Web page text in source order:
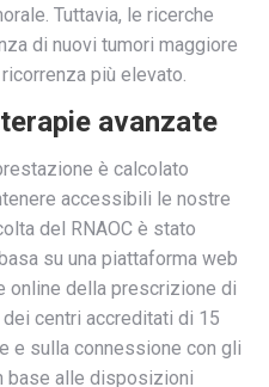
Tuttavia, le ricerche
di nuovi tumori maggiore
più elevato.
avanzate
è calcolato
accessibili le nostre
del RNAOC è stato
su una piattaforma web
online della prescrizione di
centri accreditati di 15
e sulla connessione con gli
base alle disposizioni